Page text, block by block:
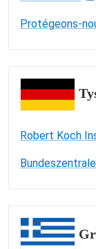
Protégeons-
Robert Koch